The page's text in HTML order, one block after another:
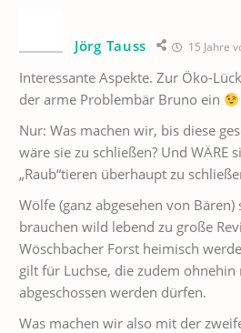
Jörg Tauss 15 Jahre
Interessante Aspekte. Zur Öko-
der arme Problembär Bruno ein
Nur: Was machen wir, bis diese
wäre sie zu schließen? Und WÄRE
„Raub“tieren überhaupt zu
Wölfe (ganz abgesehen von
brauchen wild lebend zu große
Wöschbacher Forst heimisch
gilt für Luchse, die zudem
abgeschossen werden dürfen.
Was machen wir also mit der